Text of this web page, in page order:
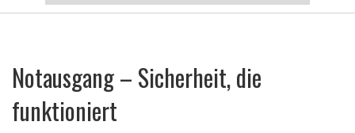
Notausgang – Sicherheit, die
funktioniert